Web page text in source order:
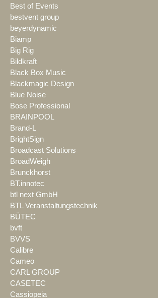
Best of Events
bestvent group
beyerdynamic
Biamp
Big Rig
Bildkraft
Black Box Music
Blackmagic Design
Blue Noise
Bose Professional
BRAINPOOL
Brand-L
BrightSign
Broadcast Solutions
BroadWeigh
Brunckhorst
BT.innotec
btl next GmbH
BTL Veranstaltungstechnik
BÜTEC
bvft
BVVS
Calibre
Cameo
CARL GROUP
CASETEC
Cassiopeia